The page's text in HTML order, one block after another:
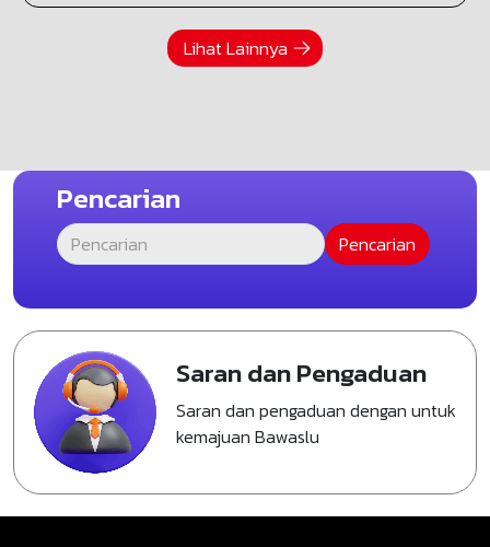
Lihat Lainnya
Pencarian
Saran dan Pengaduan
Saran dan pengaduan dengan untuk
kemajuan Bawaslu